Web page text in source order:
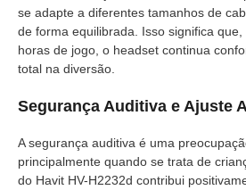
se adapte a diferentes tamanhos de
de forma equilibrada. Isso significa
horas de jogo, o headset continua
total na diversão.
Segurança Auditiva e Ajuste
A segurança auditiva é uma
principalmente quando se trata de
do Havit HV-H2232d contribui